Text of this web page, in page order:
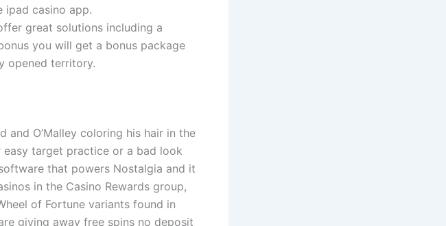
ipad casino app.
great solutions including a
you will get a bonus package
opened territory.
and O’Malley coloring his hair in the
target practice or a bad look
that powers Nostalgia and it
in the Casino Rewards group,
of Fortune variants found in
giving away free spins no deposit